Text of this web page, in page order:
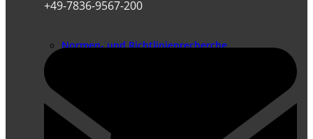
Normen- und Richtlinienrecherche
+49-7836-9567-200